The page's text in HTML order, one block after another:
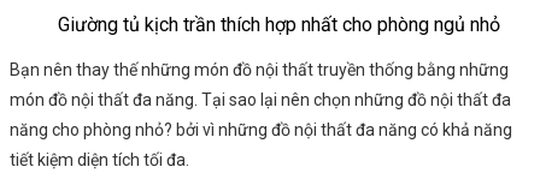
Giường tủ kịch trần thích hợp nhất cho phòng ngủ nhỏ
Bạn nên thay thế những món đồ nội thất truyền thống bằng những
món đồ nội thất đa năng. Tại sao lại nên chọn những đồ nội thất đa
năng cho phòng nhỏ? bởi vì những đồ nội thất đa năng có khả năng
tiết kiệm diện tích tối đa.